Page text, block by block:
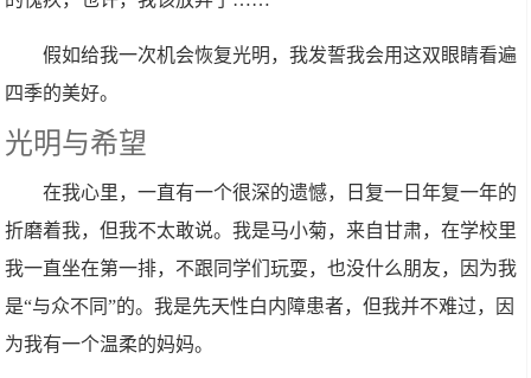
假如给我一次机会恢复光明，我发誓我会用这双眼睛看遍
四季的美好。
光明与希望
在我心里，一直有一个很深的遗憾，日复一日年复一年的
折磨着我，但我不太敢说。我是马小菊，来自甘肃，在学校里
我一直坐在第一排，不跟同学们玩耍，也没什么朋友，因为我
是“与众不同”的。我是先天性白内障患者，但我并不难过，因
为我有一个温柔的妈妈。